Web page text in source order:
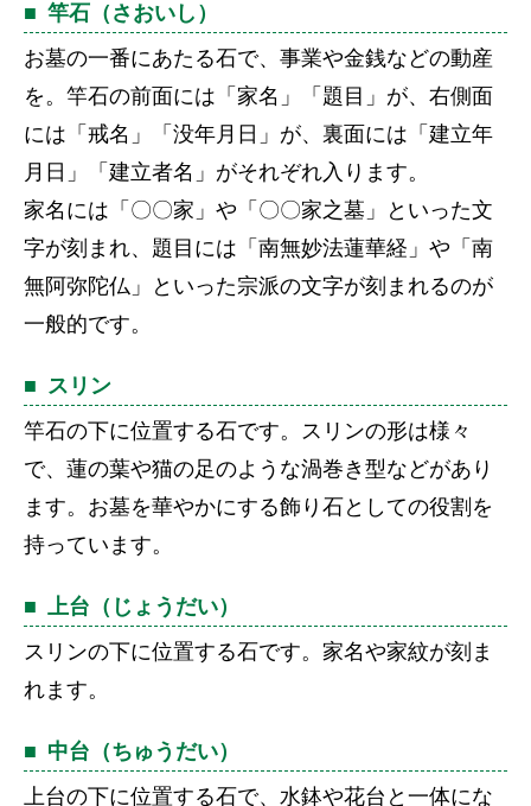
竿石（さおいし）
お墓の一番にあたる石で、事業や金銭などの動産
を。竿石の前面には「家名」「題目」が、右側面
には「戒名」「没年月日」が、裏面には「建立年
月日」「建立者名」がそれぞれ入ります。
家名には「〇〇家」や「〇〇家之墓」といった文
字が刻まれ、題目には「南無妙法蓮華経」や「南
無阿弥陀仏」といった宗派の文字が刻まれるのが
一般的です。
スリン
竿石の下に位置する石です。スリンの形は様々
で、蓮の葉や猫の足のような渦巻き型などがあり
ます。お墓を華やかにする飾り石としての役割を
持っています。
上台（じょうだい）
スリンの下に位置する石です。家名や家紋が刻ま
れます。
中台（ちゅうだい）
上台の下に位置する石で、水鉢や花台と一体にな